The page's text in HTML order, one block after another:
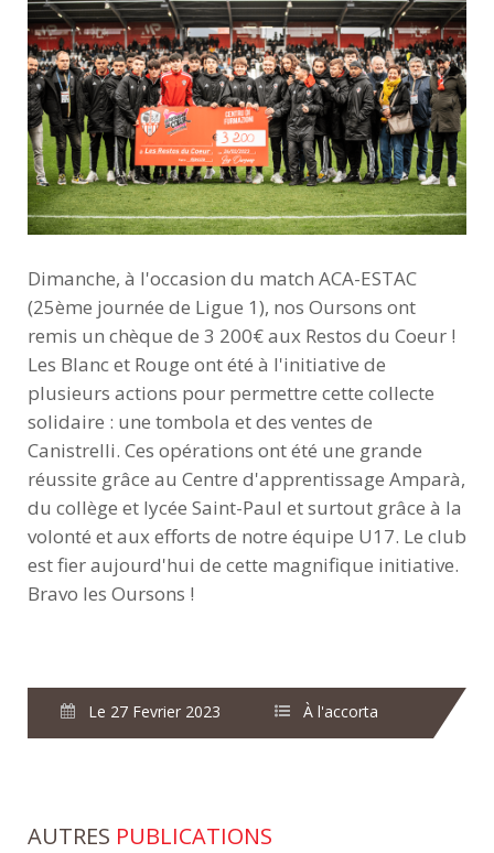
Dimanche, à l'occasion du match ACA-ESTAC
(25ème journée de Ligue 1), nos Oursons ont
remis un chèque de 3 200€ aux Restos du Coeur !
Les Blanc et Rouge ont été à l'initiative de
plusieurs actions pour permettre cette collecte
solidaire : une tombola et des ventes de
Canistrelli. Ces opérations ont été une grande
réussite grâce au Centre d'apprentissage Amparà,
du collège et lycée Saint-Paul et surtout grâce à la
volonté et aux efforts de notre équipe U17. Le club
est fier aujourd'hui de cette magnifique initiative.
Bravo les Oursons !
Le 27 Fevrier 2023 À l'accorta
AUTRES PUBLICATIONS